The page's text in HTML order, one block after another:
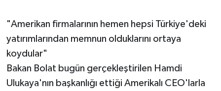
"Amerikan firmalarının hemen hepsi Türkiye'deki
yatırımlarından memnun olduklarını ortaya
koydular"
Bakan Bolat bugün gerçekleştirilen Hamdi
Ulukaya'nın başkanlığı ettiği Amerikalı CEO'larla